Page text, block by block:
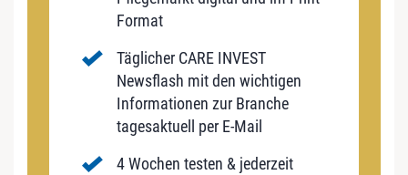
Format
Täglicher CARE INVEST
Newsflash mit den wichtigen
Informationen zur Branche
tagesaktuell per E-Mail
4 Wochen testen & jederzeit